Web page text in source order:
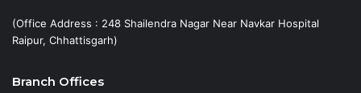
(Office Address : 248 Shailendra Nagar Near Navkar Hospital
Raipur, Chhattisgarh)
Branch Offices